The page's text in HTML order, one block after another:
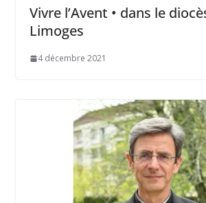
Vivre l’Avent • dans le
Limoges
4 décembre 2021